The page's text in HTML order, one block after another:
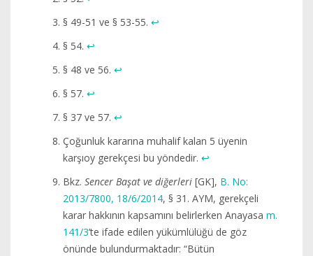
§ 49-51 ve § 53-55. ↩︎
§ 54. ↩︎
§ 48 ve 56. ↩︎
§ 57. ↩︎
§ 37 ve 57. ↩︎
Çoğunluk kararına muhalif kalan 5 üyenin
karşıoy gerekçesi bu yöndedir. ↩︎
Bkz. Sencer Başat ve diğerleri [GK], B. No:
2013/7800, 18/6/2014, § 31. AYM, gerekçeli
karar hakkının kapsamını belirlerken Anayasa m.
141/3’te ifade edilen yükümlülüğü de göz
önünde bulundurmaktadır: “Bütün